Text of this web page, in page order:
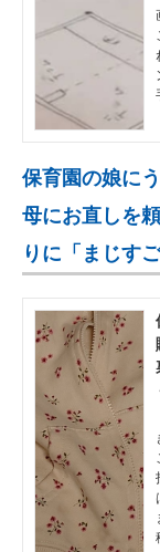
保育園の娘に
母にお直しを
りに「まじす